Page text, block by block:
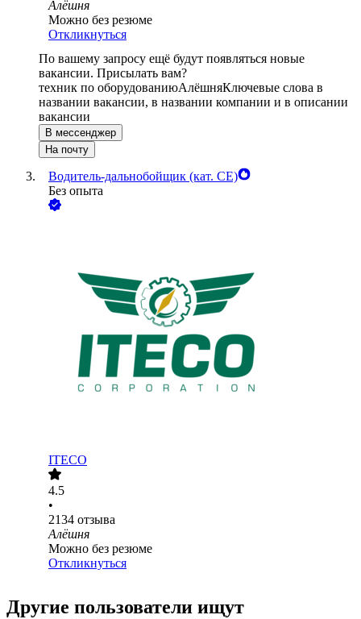
Алёшня
Можно без резюме
Откликнуться
По вашему запросу ещё будут появляться новые
вакансии. Присылать вам?
техник по оборудованиюАлёшняКлючевые слова в
названии вакансии, в названии компании и в описании
вакансии
В мессенджер
На почту
Водитель-дальнобойщик (кат. CE)
Без опыта
ITECO
4.5
•
2134 отзыва
Алёшня
Можно без резюме
Откликнуться
Другие пользователи ищут